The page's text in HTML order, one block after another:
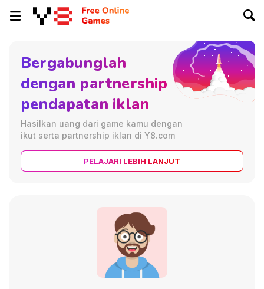
Bergabunglah
dengan partnership
pendapatan iklan
Hasilkan uang dari game kamu dengan
ikut serta partnership iklan di Y8.com
PELAJARI LEBIH LANJUT